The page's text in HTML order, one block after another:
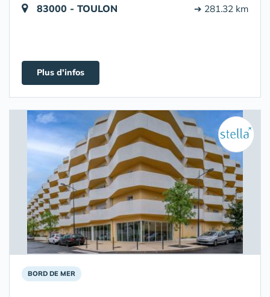
83000 - TOULON ➔ 281.32 km
Plus d'infos
BORD DE MER